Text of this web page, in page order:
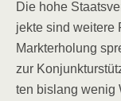
Die hohe
jek­te sind wei­te­re
Markt­er­ho­lung
zur
ten bis­lang wenig